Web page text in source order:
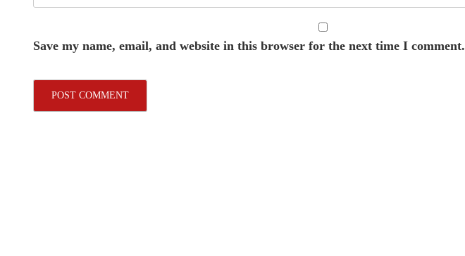
Save my name, email, and website in this browser for the next time I comment.